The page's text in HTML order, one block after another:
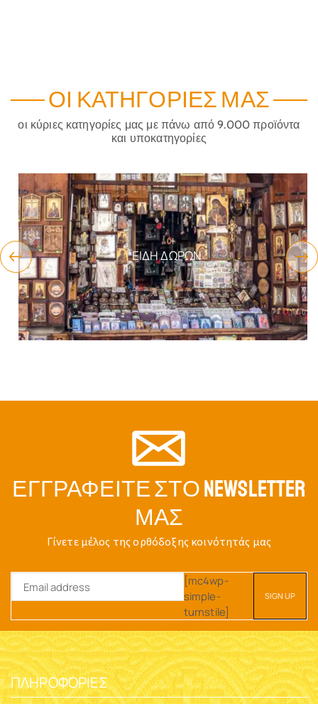
ΟΙ ΚΑΤΗΓΟΡΊΕΣ ΜΑΣ
οι κύριες κατηγορίες μας με πάνω από 9.000 προϊόντα
και υποκατηγορίες
ΕΊΔΗ ΔΏΡΩΝ
ΕΓΓΡΑΦΕΊΤΕ ΣΤΟ NEWSLETTER
ΜΑΣ
Γίνετε μέλος της ορθόδοξης κοινότητάς μας
[mc4wp-
simple-
turnstile]
ΠΛΗΡΟΦΟΡΊΕΣ